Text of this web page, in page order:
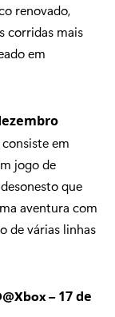
renovado,
corridas mais
em
em
jogo de
que
aventura com
de várias linhas
–17 de